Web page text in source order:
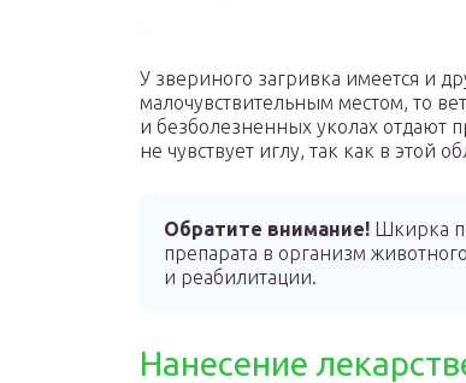
У звериного загривка имеется и
малочувствительным местом, то
и безболезненных уколах отдают
не чувствует иглу, так как в этой
Обратите внимание! Шкирка
препарата в организм
и реабилитации.
Нанесение